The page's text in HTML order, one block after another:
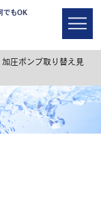
でもOK
加圧ポンプ取り替え見